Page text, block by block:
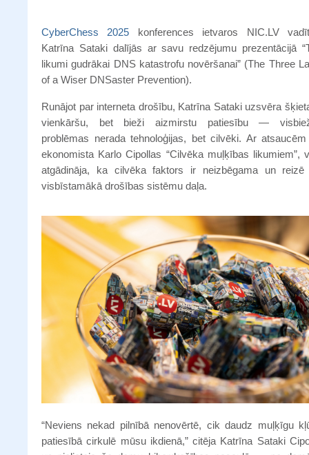
CyberChess 2025 konferences ietvaros NIC.LV
Katrīna Sataki dalījās ar savu redzējumu prezentācijā
likumi gudrākai DNS katastrofu novēršanai” (The Three
of a Wiser DNSaster Prevention).
Runājot par interneta drošību, Katrīna Sataki uzsvēra
vienkāršu, bet bieži aizmirstu patiesību —
problēmas nerada tehnoloģijas, bet cilvēki. Ar
ekonomista Karlo Cipollas “Cilvēka muļķības likumiem”,
atgādināja, ka cilvēka faktors ir neizbēgama un reizē
visbīstamākā drošības sistēmu daļa.
“Neviens nekad pilnībā nenovērtē, cik daudz muļķīgu
patiesībā cirkulē mūsu ikdienā,” citēja Katrīna Sataki